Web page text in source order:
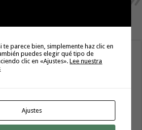
ecógrafos por casi tres millones de
del SCS
te parece bien, simplemente haz clic en
puedes elegir qué tipo de
clic en «Ajustes».Lee nuestra
Ajustes